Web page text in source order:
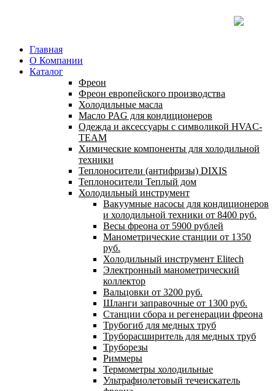
Главная
О Компании
Каталог
Фреон
Фреон европейского производства
Холодильные масла
Масло PAG для кондиционеров
Одежда и аксессуары с символикой HVAC-
TEAM
Химические компоненты для холодильной
техники
Теплоносители (антифризы) DIXIS
Теплоносители Теплый дом
Холодильный инструмент
Вакуумные насосы для кондиционеров
и холодильной техники от 8400 руб.
Весы фреона от 5900 рублей
Манометрические станции от 1350
руб.
Холодильный инструмент Elitech
Электронный манометрический
коллектор
Вальцовки от 3200 руб.
Шланги заправочные от 1300 руб.
Станции сбора и регенерации фреона
Трубогиб для медных труб
Труборасширитель для медных труб
Труборезы
Риммеры
Термометры холодильные
Ультрафиолетовый течеискатель